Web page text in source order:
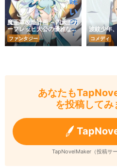
魔王軍改造計画 ～四天王カ
ーフレッヒ大公の優雅なる
挑戦～
ファンタジー
波紋少年
コメディ
あなたも
を投稿してみ
TapNovelMaker（投稿サ